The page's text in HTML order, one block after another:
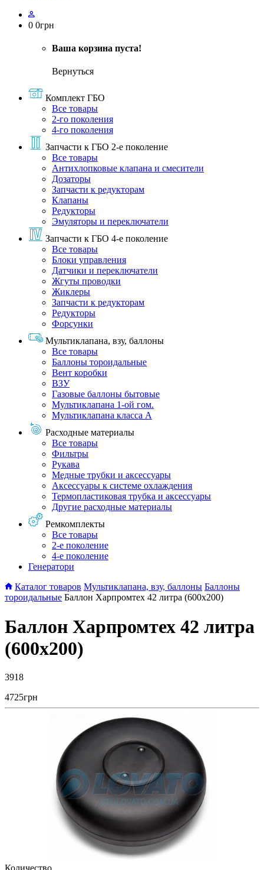
0 0грн
Ваша корзина пуста!
Вернуться
Комплект ГБО
Все товары
2-го поколения
4-го поколения
Запчасти к ГБО 2-е поколение
Все товары
Антихлопковые клапана и смесители
Дозаторы
Запчасти к редукторам
Клапаны
Редукторы
Эмуляторы и переключатели
Запчасти к ГБО 4-е поколение
Все товары
Блоки управления
Датчики и переключатели
Жгуты проводки
Жиклеры
Запчасти к редукторам
Редукторы
Форсунки
Мультиклапана, взу, баллоны
Все товары
Баллоны тороидальные
Вент коробки
ВЗУ
Газовые баллоны бытовые
Мультиклапана 1-ой гом.
Мультиклапана класса А
Расходные материалы
Все товары
Фильтры
Рукава
Медные трубки и аксессуары
Аксессуары к системе охлаждения
Термопластиковая трубка и аксессуары
Другие расходные материалы
Ремкомплекты
Все товары
2-е поколение
4-е поколение
Генератори
Каталог товаров Мультиклапана, взу, баллоны Баллоны
тороидальные Баллон Харпромтех 42 литра (600х200)
Баллон Харпромтех 42 литра
(600х200)
3918
4725грн
Количество